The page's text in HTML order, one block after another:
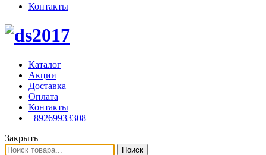
Контакты
Каталог
Акции
Доставка
Оплата
Контакты
+89269933308
Закрыть
Поиск